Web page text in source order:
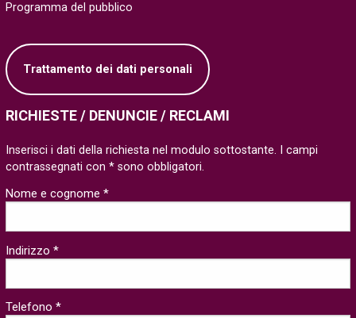
Programma del pubblico
Trattamento dei dati personali
RICHIESTE / DENUNCIE / RECLAMI
Inserisci i dati della richiesta nel modulo sottostante. I campi
contrassegnati con * sono obbligatori.
Nome e cognome *
Indirizzo *
Telefono *